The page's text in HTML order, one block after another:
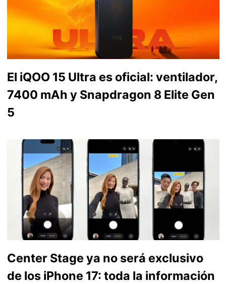
El iQOO 15 Ultra es oficial: ventilador,
7400 mAh y Snapdragon 8 Elite Gen
5
Center Stage ya no será exclusivo
de los iPhone 17: toda la información